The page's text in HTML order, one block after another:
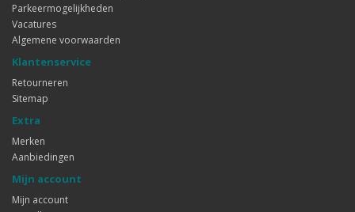
Parkeermogelijkheden
Vacatures
Algemene voorwaarden
Klantenservice
Retourneren
Sitemap
Extra
Merken
Aanbiedingen
Mijn account
Mijn account